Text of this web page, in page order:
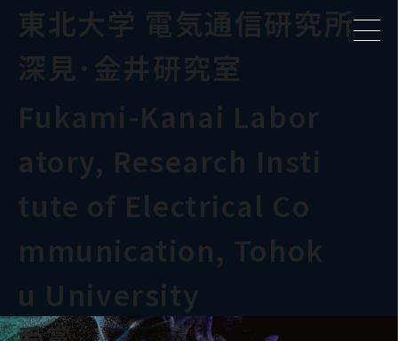
東北大学 電気通信研究所
深見･金井研究室
Fukami-Kanai Labor
atory, Research Insti
tute of Electrical Co
mmunication, Tohok
u University